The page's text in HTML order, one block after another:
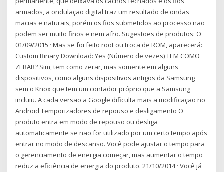
armados, a ondulação digital traz um resultado de ondas
macias e naturais, porém os fios submetidos ao processo não
podem ser muito finos e nem afro. Sugestões de produtos: O
01/09/2015 · Mas se foi feito root ou troca de ROM, aparecerá:
Custom Binary Download: Yes (Número de vezes) TEM COMO
ZERAR? Sim, tem como zerar, mas somente em alguns
dispositivos, como alguns dispositivos antigos da Samsung
sem o Knox que tem um contador próprio que a Samsung
incluiu. A cada versão a Google dificulta mais a modificação no
Android Temporizadores de repouso e desligamento O
produto entra em modo de repouso ou desliga
automaticamente se não for utilizado por um certo tempo após
entrar no modo de descanso. Você pode ajustar o tempo para
o gerenciamento de energia começar, mas aumentar o tempo
reduz a eficiência de energia do produto. 21/10/2014 · Você já